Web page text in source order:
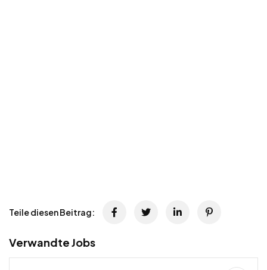
Teile diesen Beitrag:
Verwandte Jobs